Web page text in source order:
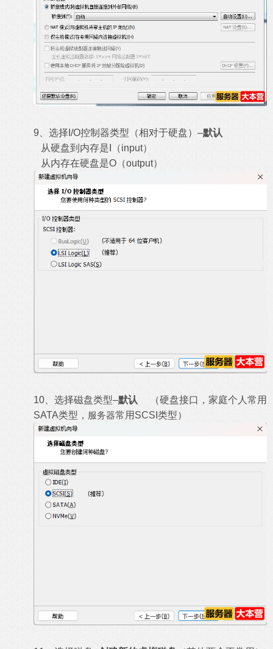
9、选择I/O控制器类型（相对于硬盘）–默认
从硬盘到内存是I（input）
从内存在硬盘是O（output）
10、选择磁盘类型–默认
（硬盘接口，家庭个人常用
SATA类型， 服务器常用SCSI类型）